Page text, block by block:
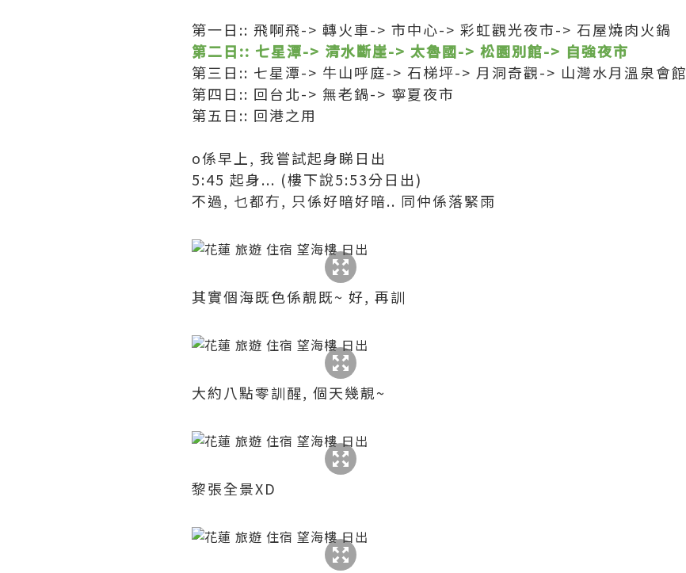
第一日:: 飛啊飛-> 轉火車-> 市中心-> 彩虹觀光夜市-> 石屋燒肉火鍋
第二日:: 七星潭-> 清水斷崖-> 太魯國-> 松園別館-> 自強夜市
第三日:: 七星潭-> 牛山呼庭-> 石梯坪-> 月洞奇觀-> 山灣水月溫泉會館
第四日:: 回台北-> 無老鍋-> 寧夏夜市
第五日:: 回港之用
o係早上, 我嘗試起身睇日出
5:45 起身... (樓下說5:53分日出)
不過, 乜都冇, 只係好暗好暗.. 同仲係落緊雨
其實個海既色係靚既~ 好, 再訓
大約八點零訓醒, 個天幾靚~
黎張全景XD